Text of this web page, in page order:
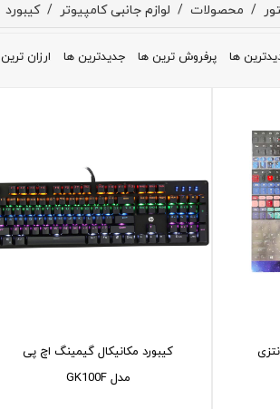
/ محصولات/ لوازم جانبی کامپیوتر /کیبورد
ها پرفروش ترین ها جدیدترین ها ارزان ترین
کیبورد مکانیکال گیمینگ اچ پی
مدل GK100F